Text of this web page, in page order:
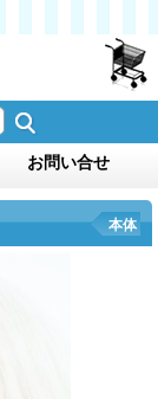
お問い合せ
本体